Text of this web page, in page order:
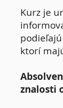
Kurz je
ktorí
znalosti